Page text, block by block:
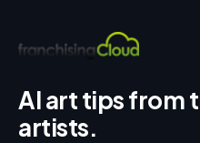
AI art tips from
artists.